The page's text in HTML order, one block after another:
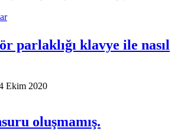
parlaklığı klavye ile nasıl
Ekim 2020
oluşmamış.